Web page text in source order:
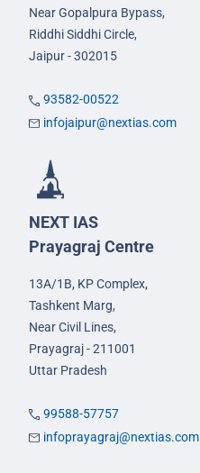
Near Gopalpura Bypass,
Riddhi Siddhi Circle,
Jaipur - 302015
93582-00522
infojaipur@nextias.com
NEXT IAS
Prayagraj Centre
13A/1B, KP Complex,
Tashkent Marg,
Near Civil Lines,
Prayagraj - 211001
Uttar Pradesh
99588-57757
infoprayagraj@nextias.com